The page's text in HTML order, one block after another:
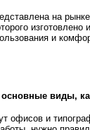
на
и
основные виды,
офисов и